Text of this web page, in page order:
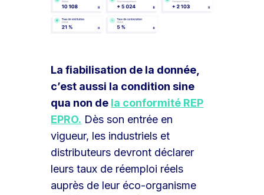
La fiabilisation de la donnée,
c’est aussi la condition sine
qua non de la conformité REP
EPRO. Dès son entrée en
vigueur, les industriels et
distributeurs devront déclarer
leurs taux de réemploi réels
auprès de leur éco-organisme